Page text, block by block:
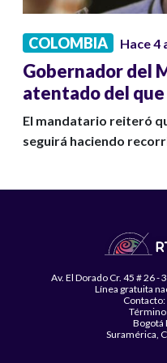
COLOMBIA Hace 4
Gobernador del
atentado del
El mandatario reiteró
seguirá haciendo
Av. El Dorado Cr. 45 # 26
Línea gratuita
Bogotá
Suramérica,